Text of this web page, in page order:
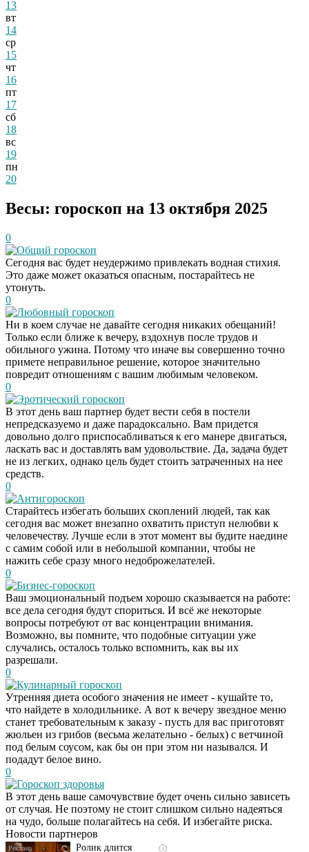
13
вт
14
ср
15
чт
16
пт
17
сб
18
вс
19
пн
20
Весы: гороскоп на 13 октября 2025
0
Общий гороскоп
Сегодня вас будет неудержимо привлекать водная стихия.
Это даже может оказаться опасным, постарайтесь не
утонуть.
0
Любовный гороскоп
Ни в коем случае не давайте сегодня никаких обещаний!
Только если ближе к вечеру, вздохнув после трудов и
обильного ужина. Потому что иначе вы совершенно точно
примете неправильное решение, которое значительно
повредит отношениям с вашим любимым человеком.
0
Эротический гороскоп
В этот день ваш партнер будет вести себя в постели
непредсказуемо и даже парадоксально. Вам придется
довольно долго приспосабливаться к его манере двигаться,
ласкать вас и доставлять вам удовольствие. Да, задача будет
не из легких, однако цель будет стоить затраченных на нее
средств.
0
Антигороскоп
Старайтесь избегать больших скоплений людей, так как
сегодня вас может внезапно охватить приступ нелюбви к
человечеству. Лучше если в этот момент вы будите наедине
с самим собой или в небольшой компании, чтобы не
нажить себе сразу много недоброжелателей.
0
Бизнес-гороскоп
Ваш эмоциональный подъем хорошо сказывается на работе:
все дела сегодня будут спориться. И всё же некоторые
вопросы потребуют от вас концентрации внимания.
Возможно, вы помните, что подобные ситуации уже
случались, осталось только вспомнить, как вы их
разрешали.
0
Кулинарный гороскоп
Утренняя диета особого значения не имеет - кушайте то,
что найдете в холодильнике. А вот к вечеру звездное меню
станет требовательным к заказу - пусть для вас приготовят
жюльен из грибов (весьма желательно - белых) с ветчиной
под белым соусом, как бы он при этом ни назывался. И
подадут белое вино.
0
Гороскоп здоровья
В этот день ваше самочувствие будет очень сильно зависеть
от случая. Не поэтому не стоит слишком сильно надеяться
на чудо, больше полагайтесь на себя. И избегайте риска.
Новости партнеров
пляже Крыма: Что
люди вытворяют, когда
их не видят...
i
Ролик длится